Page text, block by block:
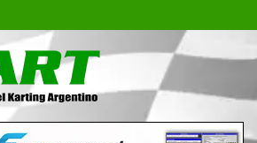
| La Revista